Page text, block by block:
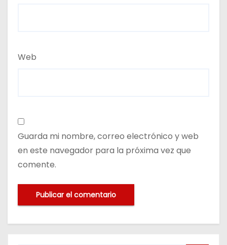
Web
Guarda mi nombre, correo electrónico y web
en este navegador para la próxima vez que
comente.